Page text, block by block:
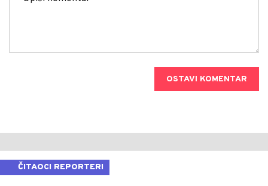
OSTAVI KOMENTAR
ČITAOCI REPORTERI